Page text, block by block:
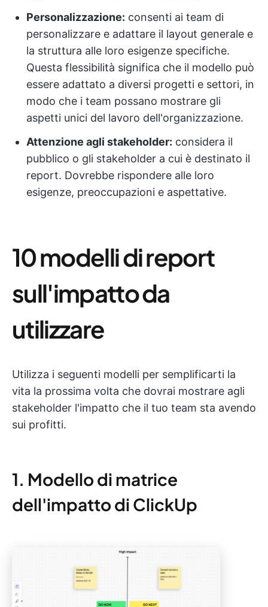
Personalizzazione: consenti ai team di
personalizzare e adattare il layout generale e
la struttura alle loro esigenze specifiche.
Questa flessibilità significa che il modello può
essere adattato a diversi progetti e settori, in
modo che i team possano mostrare gli
aspetti unici del lavoro dell'organizzazione.
Attenzione agli stakeholder: considera il
pubblico o gli stakeholder a cui è destinato il
report. Dovrebbe rispondere alle loro
esigenze, preoccupazioni e aspettative.
10 modelli di report
sull'impatto da
utilizzare
Utilizza i seguenti modelli per semplificarti la
vita la prossima volta che dovrai mostrare agli
stakeholder l'impatto che il tuo team sta avendo
sui profitti.
1. Modello di matrice
dell'impatto di ClickUp